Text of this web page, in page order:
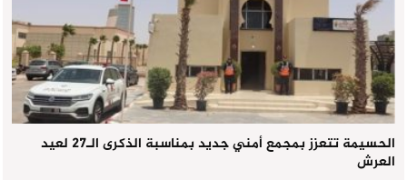
الحسيمة تتعزز بمجمع أمني جديد بمناسبة الذكرى الـ27 لعيد
العرش